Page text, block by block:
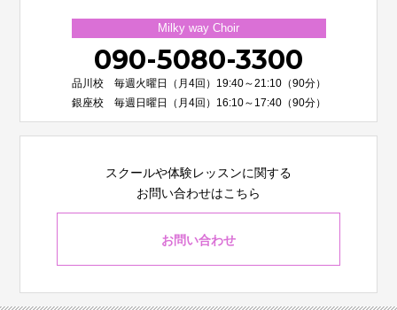
Milky way Choir
090-5080-3300
品川校 毎週火曜日（月4回）19:40～21:10（90分）
銀座校 毎週日曜日（月4回）16:10～17:40（90分）
スクールや体験レッスンに関する
お問い合わせはこちら
お問い合わせ